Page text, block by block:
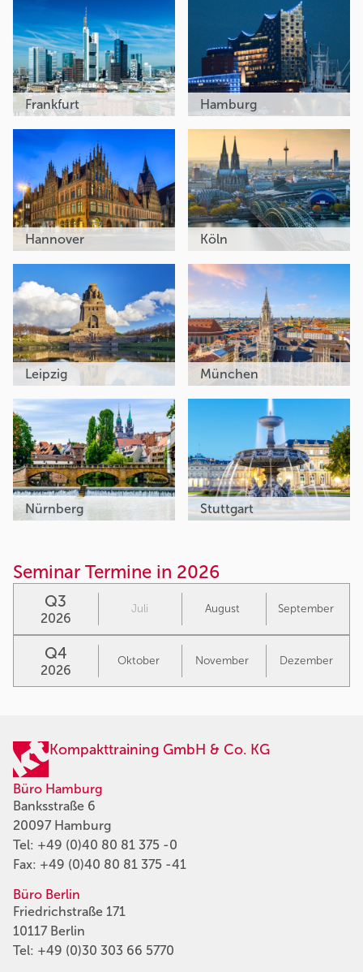
Frankfurt Hamburg
Hannover Köln
Leipzig München
Nürnberg Stuttgart
Seminar Termine in 2026
Q3
2026
Juli August September
Q4
2026
Oktober November Dezember
Kompakttraining GmbH & Co. KG
Büro Hamburg
Banksstraße 6
20097 Hamburg
Tel: +49 (0)40 80 81 375 -0
Fax: +49 (0)40 80 81 375 -41
Büro Berlin
Friedrichstraße 171
10117 Berlin
Tel: +49 (0)30 303 66 5770